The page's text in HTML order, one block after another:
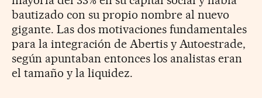
bautizado con su propio nombre al nuevo
gigante. Las dos motivaciones fundamentales
para la integración de Abertis y Autoestrade,
según apuntaban entonces los analistas eran
el tamaño y la liquidez.